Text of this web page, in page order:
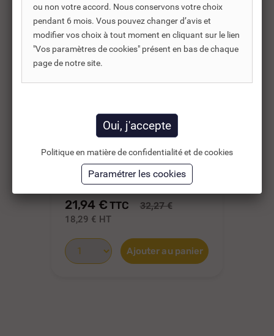
REF DNC :595235
THERMOSTAT
EMBROCHABLE TSE 270 MM
MONO 75...
21,94 € TTC 32,27 €
18,29 € HT
Ajouter au panier
ou non votre accord. Nous conservons votre choix
pendant 6 mois. Vous pouvez changer d’avis et
modifier vos choix à tout moment en cliquant sur le lien
"Vos paramètres de cookies" présent en bas de chaque
page de notre site.
Politique en matière de confidentialité et de cookies